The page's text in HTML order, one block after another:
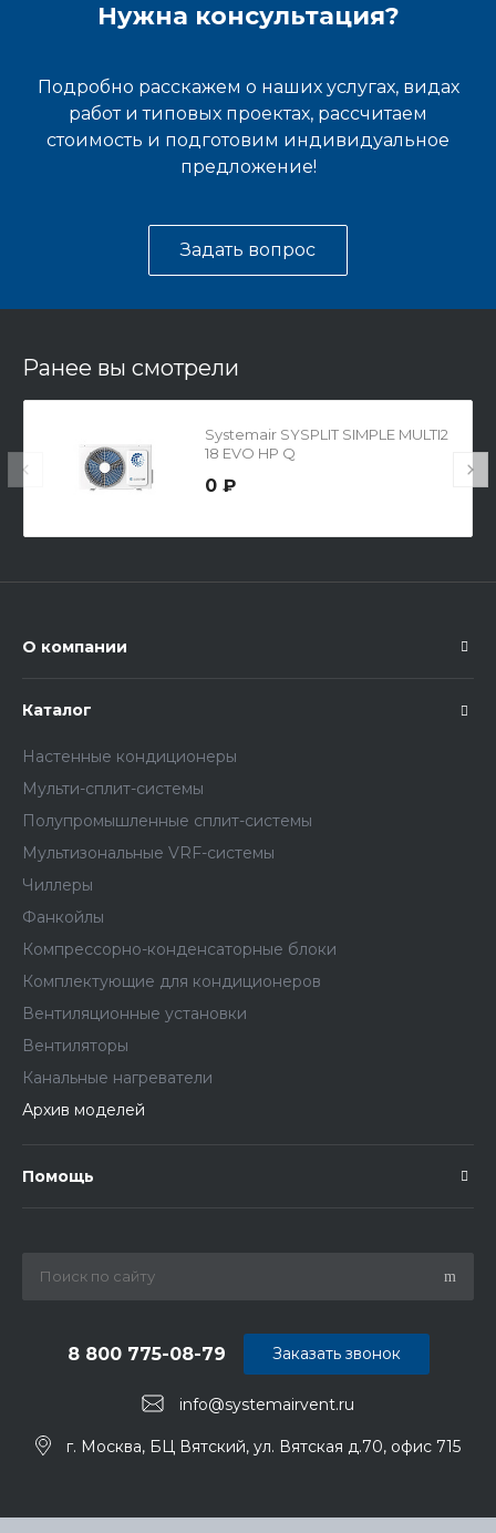
Нужна консультация?
Подробно расскажем о наших услугах, видах
работ и типовых проектах, рассчитаем
стоимость и подготовим индивидуальное
предложение!
Задать вопрос
Ранее вы смотрели
Systemair SYSPLIT SIMPLE MULTI2
18 EVO HP Q
0 ₽
О компании
Каталог
Настенные кондиционеры
Мульти-сплит-системы
Полупромышленные сплит-системы
Мультизональные VRF-системы
Чиллеры
Фанкойлы
Компрессорно-конденсаторные блоки
Комплектующие для кондиционеров
Вентиляционные установки
Вентиляторы
Канальные нагреватели
Архив моделей
Помощь
info@systemairvent.ru
8 800 775-08-79
г. Москва, БЦ Вятский, ул. Вятская д.70, офис 715
Заказать звонок